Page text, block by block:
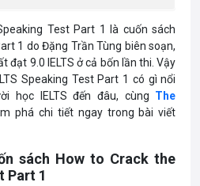
Test Part 1 là cuốn sách
1 do Đặng Trần Tùng biên soạn,
đạt 9.0 IELTS ở cả bốn lần thi. Vậy
Speaking Test Part 1 có gì nổi
học IELTS đến đâu, cùng The
phá chi tiết ngay trong bài viết
sách How to Crack the
Part 1